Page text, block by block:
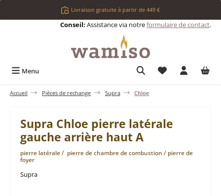
Passer au contenu principalLivraison gratuite à partir de 449 €
Conseil: Assistance via notreformulaire de contact.
Menu Vous avez 0
Accueil Pièces de rechange Supra Chloe
Supra Chloe pierre latérale
gauche arrière haut A
pierre latérale / pierre de chambre de combustion / pierre de
foyer
Supra